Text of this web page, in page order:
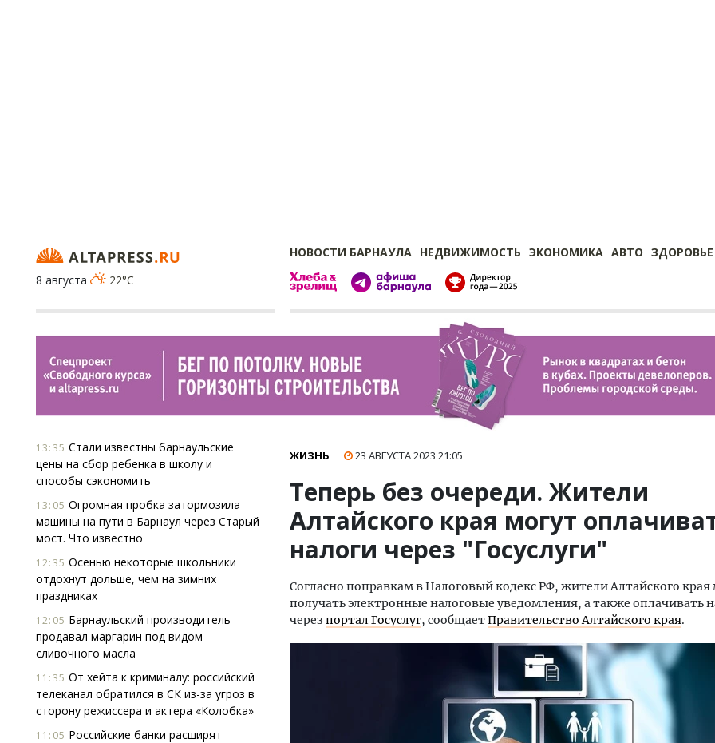
НОВОСТИ БАРНАУЛА НЕДВИЖИМОСТЬ ЭКОНОМИКА АВТО ЗДОРОВЬЕ
8 августа
22°C
13:35 Стали известны барнаульские
цены на сбор ребенка в школу и
способы сэкономить
13:05 Огромная пробка затормозила
машины на пути в Барнаул через Старый
мост. Что известно
12:35 Осенью некоторые школьники
отдохнут дольше, чем на зимних
праздниках
12:05 Барнаульский производитель
продавал маргарин под видом
сливочного масла
11:35 От хейта к криминалу: российский
телеканал обратился в СК из-за угроз в
сторону режиссера и актера «Колобка»
11:05 Российские банки расширят
ЖИЗНЬ 23 АВГУСТА 2023 21:05
Теперь без очереди. Жители
Алтайского края могут
налоги через "Госуслуги"
Согласно поправкам в Налоговый кодекс РФ, жители Алтайского края
получать электронные налоговые уведомления, а также оплачивать
черезпортал Госуслуг, сообщаетПравительство Алтайского края.